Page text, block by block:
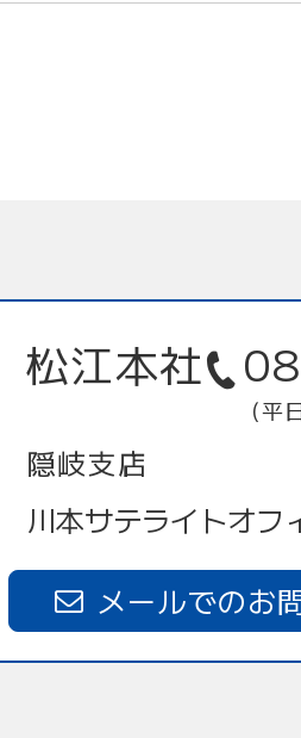
松江本社
（
隠岐支店
川本サテライトオフ
メールでのお